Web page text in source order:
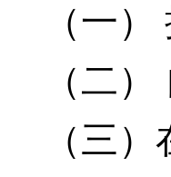
（一
（二
（三